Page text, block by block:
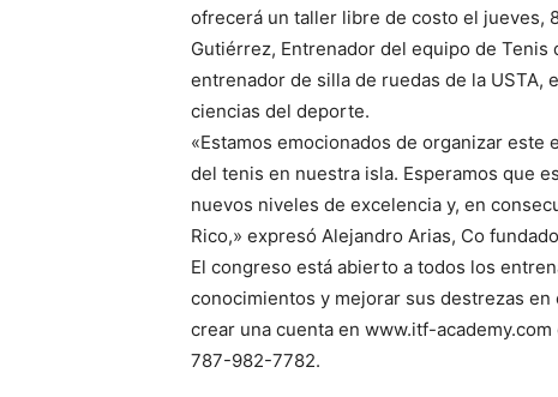
ofrecerá un taller libre de costo el jueves,
Gutiérrez, Entrenador del equipo de
entrenador de silla de ruedas de la
ciencias del deporte.
«Estamos emocionados de organizar
del tenis en nuestra isla. Esperamos que
nuevos niveles de excelencia y, en
Rico,» expresó Alejandro Arias, Co
El congreso está abierto a todos los
conocimientos y mejorar sus destrezas
crear una cuenta en www.itf-
787-982-7782.